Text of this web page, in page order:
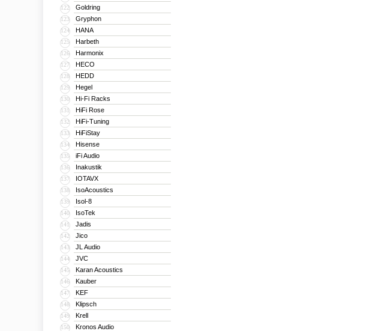
122 Goldring
123 Gryphon
124 HANA
125 Harbeth
126 Harmonix
127 HECO
128 HEDD
129 Hegel
130 Hi-Fi Racks
131 HiFi Rose
132 HiFi-Tuning
133 HiFiStay
134 Hisense
135 iFi Audio
136 Inakustik
137 IOTAVX
138 IsoAcoustics
139 Isol-8
140 IsoTek
141 Jadis
142 Jico
143 JL Audio
144 JVC
145 Karan Acoustics
146 Kauber
147 KEF
148 Klipsch
149 Krell
150 Kronos Audio